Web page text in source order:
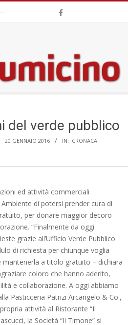
del verde pubblico
20 GENNAIO 2016 IN: CRONACA
ed attività commerciali
di potersi prender cura di
per donare maggior decoro
“Finalmente da oggi
grazie all’Ufficio Verde Pubblico
di richiesta per chiunque voglia
mantenerla a titolo gratuito – dichiara
coloro che hanno aderito,
e collaborazione. A oggi abbiamo
Pasticceria Patrizi Arcangelo & Co.,
attività al Ristorante “Il
la Società “Il Timone” si